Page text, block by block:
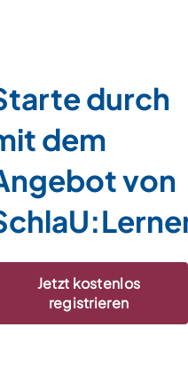
durch
dem
von
Jetzt kostenlos
registrieren